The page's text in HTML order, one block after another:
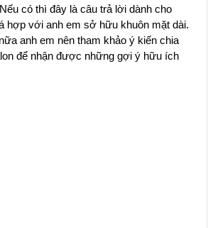
có thì đây là câu trả lời dành cho
hợp với anh em sở hữu khuôn mặt dài.
anh em nên tham khảo ý kiến chia
để nhận được những gợi ý hữu ích